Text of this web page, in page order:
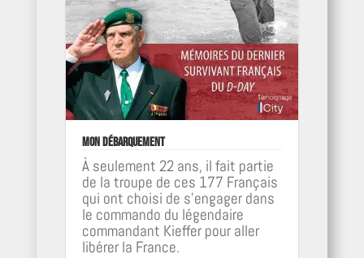
Mon Débarquement
À seulement 22 ans, il fait partie
de la troupe de ces 177 Français
qui ont choisi de s'engager dans
le commando du légendaire
commandant Kieffer pour aller
libérer la France.